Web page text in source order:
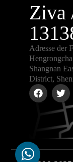
Ziva
Adresse der
Shangnan
District,